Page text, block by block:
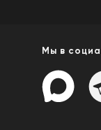
Мы в